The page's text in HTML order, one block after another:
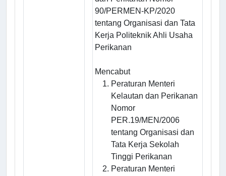
90/PERMEN-KP/2020
tentang Organisasi dan Tata
Kerja Politeknik Ahli Usaha
Perikanan
Mencabut
Peraturan Menteri
Kelautan dan Perikanan
Nomor
PER.19/MEN/2006
tentang Organisasi dan
Tata Kerja Sekolah
Tinggi Perikanan
Peraturan Menteri